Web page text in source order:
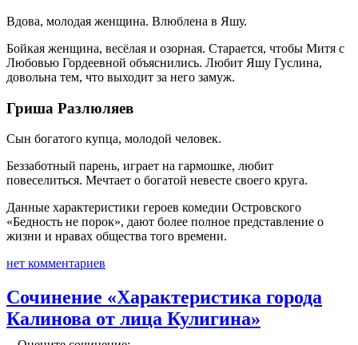
Вдова, молодая женщина. Влюблена в Яшу.
Бойкая женщина, весёлая и озорная. Старается, чтобы Митя с
Любовью Гордеевной объяснились. Любит Яшу Гуслина,
довольна тем, что выходит за него замуж.
Гриша Разлюляев
Сын богатого купца, молодой человек.
Беззаботный парень, играет на гармошке, любит
повеселиться. Мечтает о богатой невесте своего круга.
Данные характеристики героев комедии Островского
«Бедность не порок», дают более полное представление о
жизни и нравах общества того времени.
нет комментариев
Сочинение «Характеристика города
Калинова от лица Кулигина»